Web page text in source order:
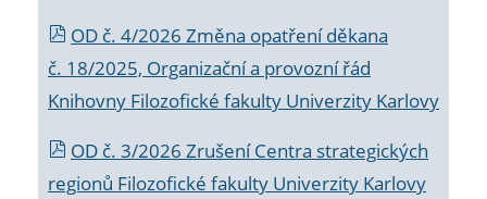
OD č. 4/2026 Změna opatření děkana
č. 18/2025, Organizační a provozní řád
Knihovny Filozofické fakulty Univerzity Karlovy
OD č. 3/2026 Zrušení Centra strategických
regionů Filozofické fakulty Univerzity Karlovy